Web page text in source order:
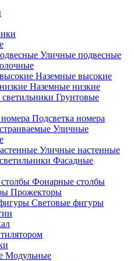
Уличные подвесные
Наземные высокие
Наземные низкие
Грунтовые
Подсветка номера
Уличные
Уличные настенные
Фасадные
Фонарные столбы
Прожекторы
Световые фигуры
Модульные